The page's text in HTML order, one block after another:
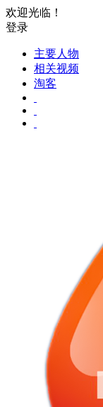
欢迎光临！
登录
主要人物
相关视频
淘客